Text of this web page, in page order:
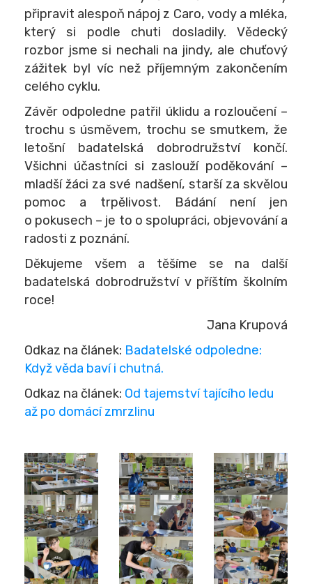
připravit alespoň nápoj z Caro, vody a mléka,
který si podle chuti dosladily. Vědecký
rozbor jsme si nechali na jindy, ale chuťový
zážitek byl víc než příjemným zakončením
celého cyklu.
Závěr odpoledne patřil úklidu a rozloučení –
trochu s úsměvem, trochu se smutkem, že
letošní badatelská dobrodružství končí.
Všichni účastníci si zaslouží poděkování –
mladší žáci za své nadšení, starší za skvělou
pomoc a trpělivost. Bádání není jen
o pokusech – je to o spolupráci, objevování a
radosti z poznání.
Děkujeme všem a těšíme se na další
badatelská dobrodružství v příštím školním
roce!
Jana Krupová
Odkaz na článek: Badatelské odpoledne:
Když věda baví i chutná.
Odkaz na článek: Od tajemství tajícího ledu
až po domácí zmrzlinu